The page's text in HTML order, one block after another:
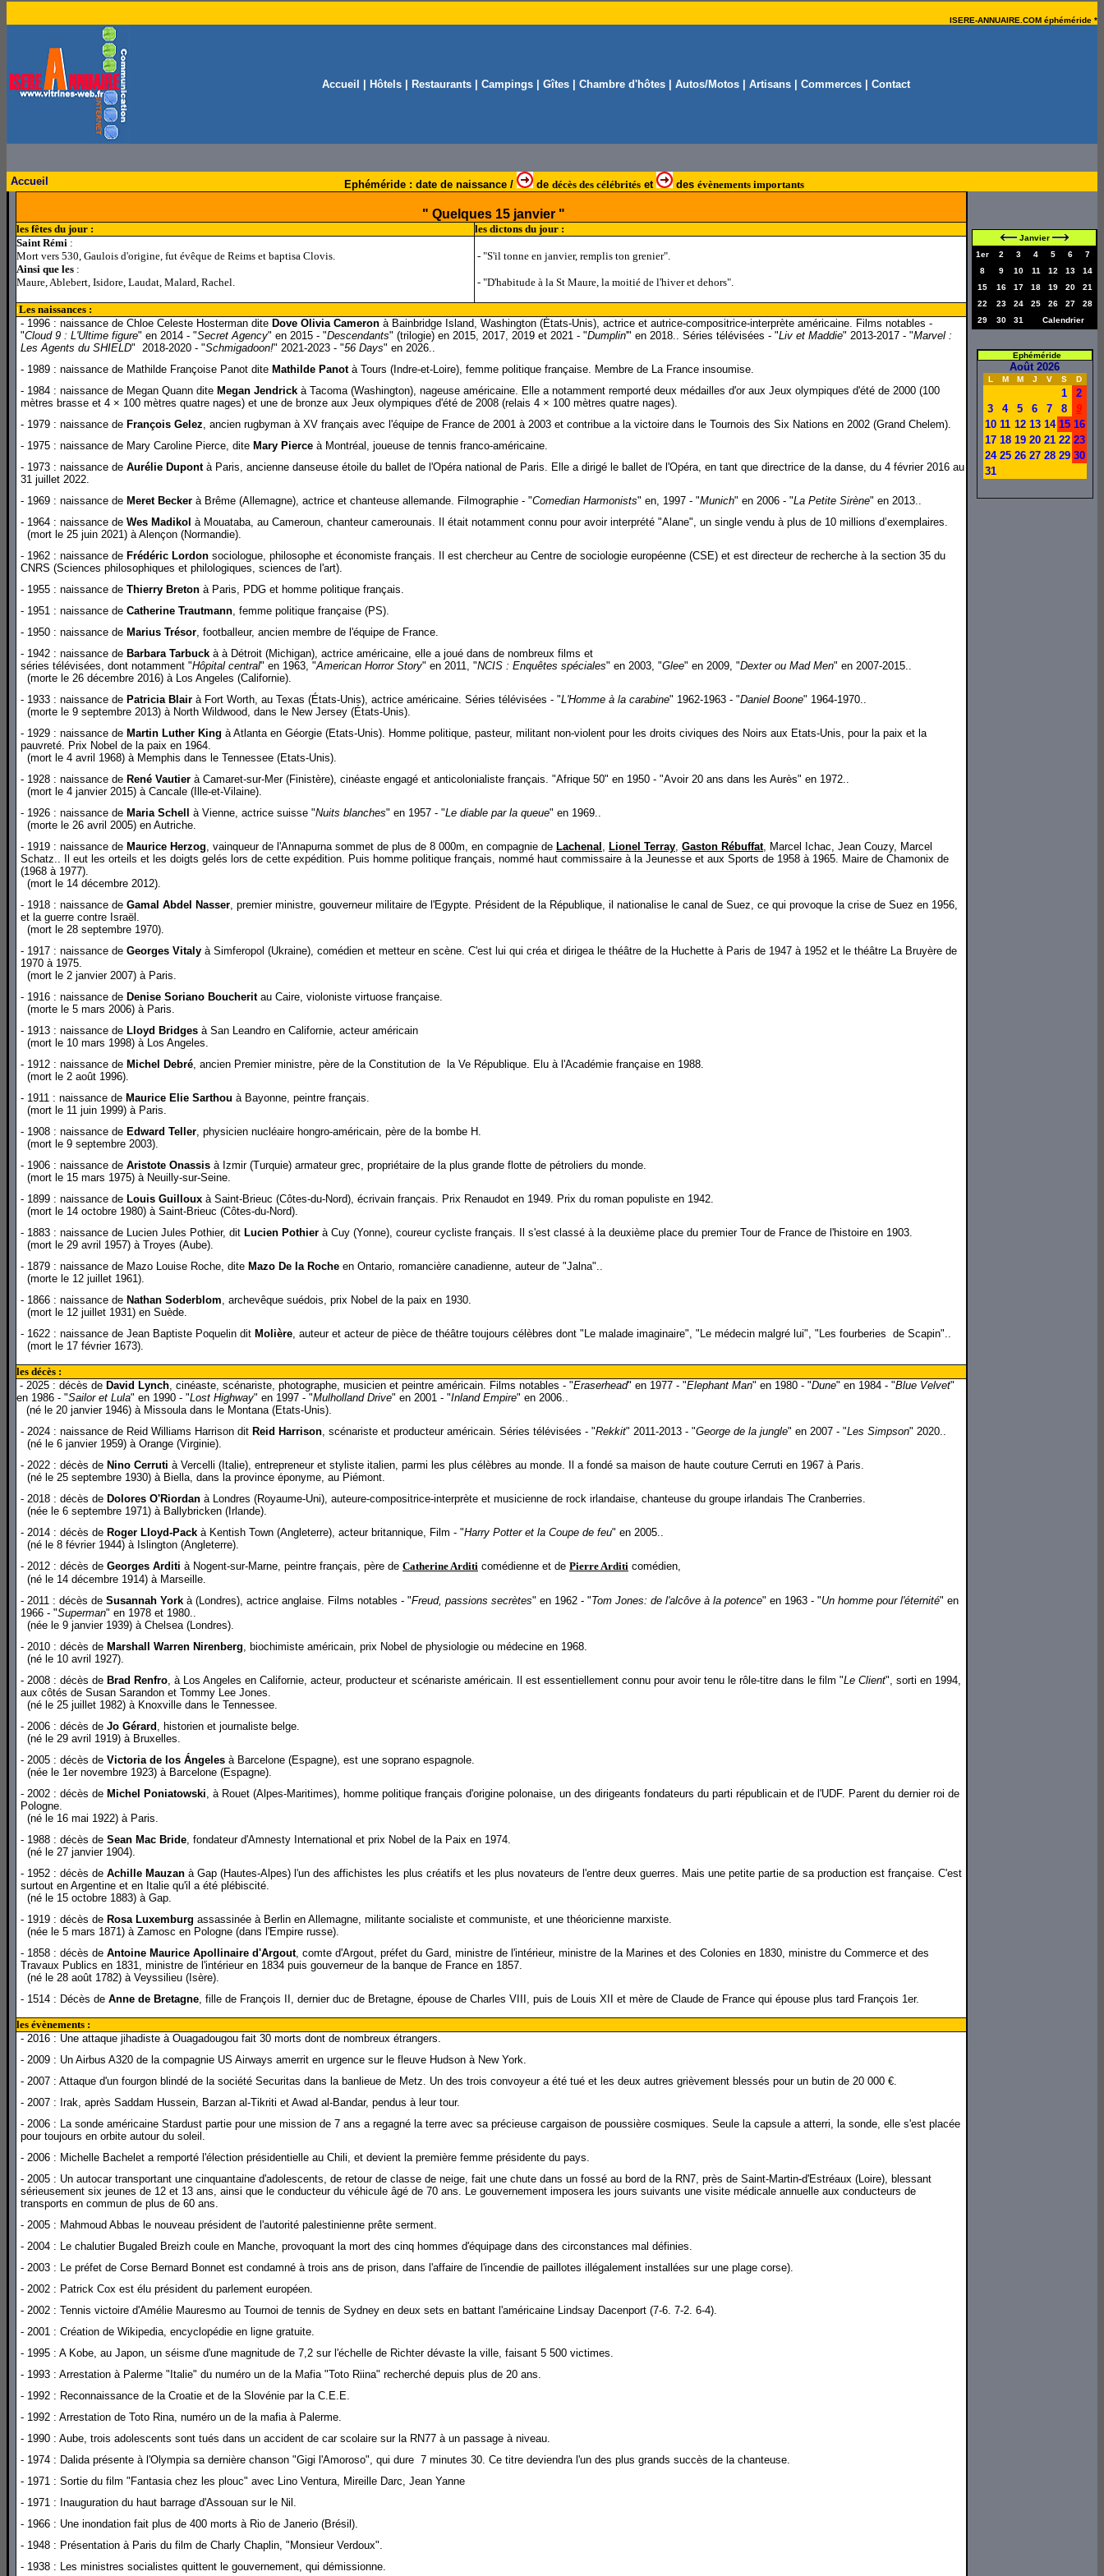
ISERE-ANNUAIRE.COM éphéméride *
Accueil Hôtels| Restaurants| Campings| Gîtes| Chambre d'hôtes| Autos/Motos| Artisans| Commerces| Contact
Accueil Ephéméride : date de naissance / de décès des célébritéset des évènements importants
" Quelques 15 janvier "
les fêtes du jour :
les dictons du jour :
Saint Rémi :
Mort vers 530, Gaulois d'origine, fut évêque de Reims et baptisa Clovis.
Ainsi que les :
Maure, Ablebert, Isidore, Laudat, Malard, Rachel.
- "S'il tonne en janvier, remplis ton grenier".
- "D'habitude à la St Maure, la moitié de l'hiver et dehors".
lLes naissances :
- 1996 : naissance de Chloe Celeste Hosterman dite Dove Olivia Cameron à Bainbridge Island, Washington (États-Unis), actrice et autrice-compositrice-interprète américaine. Films notables -
"Cloud 9 : L'Ultime figure" en 2014 - "Secret Agency" en 2015 - "Descendants" (trilogie) en 2015, 2017, 2019 et 2021 - "Dumplin'" en 2018.. Séries télévisées - "Liv et Maddie" 2013-2017 - "Marvel :
Les Agents du SHIELD" 2018-2020 - "Schmigadoon!" 2021-2023 - "56 Days" en 2026..
- 1989 : naissance de Mathilde Françoise Panot dite Mathilde Panotà Tours (Indre-et-Loire), femme politique française. Membre de La France insoumise.
- 1984 : naissance de Megan Quann dite Megan Jendrick à Tacoma (Washington), nageuse américaine. Elle a notamment remporté deux médailles d'or aux Jeux olympiques d'été de 2000 (100
mètres brasse et 4 × 100 mètres quatre nages) et une de bronze aux Jeux olympiques d'été de 2008 (relais 4 × 100 mètres quatre nages).
- 1979 : naissance de François Gelez, ancien rugbyman à XV français avec l'équipe de France de 2001 à 2003 et contribue a la victoire dans le Tournois des Six Nations en 2002 (Grand Chelem).
- 1975 : naissance de Mary Caroline Pierce, dite Mary Pierce à Montréal, joueuse de tennis franco-américaine.
- 1973 : naissance de Aurélie Dupontà Paris, ancienne danseuse étoile du ballet de l'Opéra national de Paris. Elle a dirigé le ballet de l'Opéra, en tant que directrice de la danse, du 4 février 2016 au
31 juillet 2022.
- 1969 : naissance de Meret Becker à Brême (Allemagne), actrice et chanteuse allemande. Filmographie - "Comedian Harmonists" en, 1997 - "Munich" en 2006 - "La Petite Sirène" en 2013..
- 1964 : naissance de Wes Madikol à Mouataba, au Cameroun, chanteur camerounais. Il était notamment connu pour avoir interprété "Alane", un single vendu à plus de 10 millions d’exemplaires.
(mort le 25 juin 2021) à Alençon (Normandie).
- 1962 : naissance de Frédéric Lordon sociologue, philosophe et économiste français. Il est chercheur au Centre de sociologie européenne (CSE) et est directeur de recherche à la section 35 du
CNRS (Sciences philosophiques et philologiques, sciences de l'art).
- 1955 : naissance de Thierry Breton à Paris, PDG et homme politique français.
- 1951 : naissance de Catherine Trautmann, femme politique française (PS).
- 1950 : naissance de Marius Trésor, footballeur, ancien membre de l'équipe de France.
- 1942 : naissance de Barbara Tarbuck à à Détroit (Michigan), actrice américaine, elle a joué dans de nombreux films et
séries télévisées, dont notamment "Hôpital central" en 1963, "American Horror Story" en 2011, "NCIS : Enquêtes spéciales" en 2003, "Glee" en 2009, "Dexter ou Mad Men" en 2007-2015..
(morte le 26 décembre 2016) à Los Angeles (Californie).
- 1933 : naissance de Patricia Blair à Fort Worth, au Texas (États-Unis), actrice américaine. Séries télévisées - "L'Homme à la carabine" 1962-1963 - "Daniel Boone" 1964-1970..
(morte le 9 septembre 2013) à North Wildwood, dans le New Jersey (États-Unis).
- 1929 : naissance de Martin Luther King à Atlanta en Géorgie (Etats-Unis). Homme politique, pasteur, militant non-violent pour les droits civiques des Noirs aux Etats-Unis, pour la paix et la
pauvreté. Prix Nobel de la paix en 1964.
(mort le 4 avril 1968) à Memphis dans le Tennessee (Etats-Unis).
- 1928 : naissance de René Vautier à Camaret-sur-Mer (Finistère), cinéaste engagé et anticolonialiste français. "Afrique 50" en 1950 - "Avoir 20 ans dans les Aurès" en 1972..
(mort le 4 janvier 2015) à Cancale (Ille-et-Vilaine).
- 1926 : naissance de Maria Schell à Vienne, actrice suisse "Nuits blanches" en 1957 - "Le diable par la queue" en 1969..
(morte le 26 avril 2005) en Autriche.
- 1919 : naissance de Maurice Herzog, vainqueur de l'Annapurna sommet de plus de 8 000m, en compagnie de Lachenal , Lionel Terray, Gaston Rébuffat, Marcel Ichac, Jean Couzy, Marcel
Schatz.. Il eut les orteils et les doigts gelés lors de cette expédition. Puis homme politique français, nommé haut commissaire à la Jeunesse et aux Sports de 1958 à 1965. Maire de Chamonix de
(1968 à 1977).
(mort le 14 décembre 2012).
- 1918 : naissance de Gamal Abdel Nasser, premier ministre, gouverneur militaire de l'Egypte. Président de la République, il nationalise le canal de Suez, ce qui provoque la crise de Suez en 1956,
et la guerre contre Israël.
(mort le 28 septembre 1970).
- 1917 : naissance de Georges Vitaly à Simferopol (Ukraine), comédien et metteur en scène. C'est lui qui créa et dirigea le théâtre de la Huchette à Paris de 1947 à 1952 et le théâtre La Bruyère de
1970 à 1975.
(mort le 2 janvier 2007) à Paris.
- 1916 : naissance de Denise Soriano Boucheritau Caire, violoniste virtuose française.
(morte le 5 mars 2006) à Paris.
- 1913 : naissance de Lloyd Bridges à San Leandro en Californie, acteur américain
(mort le 10 mars 1998) à Los Angeles.
- 1912 : naissance de Michel Debré, ancien Premier ministre, père de la Constitution de la Ve République. Elu à l'Académie française en 1988.
(mort le 2 août 1996).
- 1911 : naissance de Maurice Elie Sarthou à Bayonne, peintre français.
(mort le 11 juin 1999) à Paris.
- 1908 : naissance de Edward Teller, physicien nucléaire hongro-américain, père de la bombe H.
(mort le 9 septembre 2003).
- 1906 : naissance de Aristote Onassis à Izmir (Turquie) armateur grec, propriétaire de la plus grande flotte de pétroliers du monde.
(mort le 15 mars 1975) à Neuilly-sur-Seine.
- 1899 : naissance de Louis Guilloux à Saint-Brieuc (Côtes-du-Nord), écrivain français. Prix Renaudot en 1949. Prix du roman populiste en 1942.
(mort le 14 octobre 1980) à Saint-Brieuc (Côtes-du-Nord).
- 1883 : naissance de Lucien Jules Pothier, dit Lucien Pothier à Cuy (Yonne), coureur cycliste français. Il s'est classé à la deuxième place du premier Tour de France de l'histoire en 1903.
(mort le 29 avril 1957) à Troyes (Aube).
- 1879 : naissance de Mazo Louise Roche, dite Mazo De la Roche en Ontario, romancière canadienne, auteur de "Jalna"..
(morte le 12 juillet 1961).
- 1866 : naissance de Nathan Soderblom, archevêque suédois, prix Nobel de la paix en 1930.
(mort le 12 juillet 1931) en Suède.
- 1622 : naissance de Jean Baptiste Poquelin dit Molière, auteur et acteur de pièce de théâtre toujours célèbres dont "Le malade imaginaire", "Le médecin malgré lui", "Les fourberies de Scapin"..
(mort le 17 février 1673).
les décès :
- 2025 : décès de David Lynch, cinéaste, scénariste, photographe, musicien et peintre américain. Films notables - "Eraserhead" en 1977 - "Elephant Man" en 1980 - "Dune" en 1984 - "Blue Velvet"
en 1986 - "Sailor et Lula" en 1990 - "Lost Highway" en 1997 - "Mulholland Drive" en 2001 - "Inland Empire" en 2006..
(né le 20 janvier 1946) à Missoula dans le Montana (Etats-Unis).
- 2024 : naissance de Reid Williams Harrison dit Reid Harrison, scénariste et producteur américain. Séries télévisées - "Rekkit" 2011-2013 - "George de la jungle" en 2007 - "Les Simpson" 2020..
(né le 6 janvier 1959) à Orange (Virginie).
- 2022 : décès de Nino Cerruti à Vercelli (Italie), entrepreneur et styliste italien, parmi les plus célèbres au monde. Il a fondé sa maison de haute couture Cerruti en 1967 à Paris.
(né le 25 septembre 1930) à Biella, dans la province éponyme, au Piémont.
- 2018 : décès de Dolores O'Riordan à Londres (Royaume-Uni), auteure-compositrice-interprète et musicienne de rock irlandaise, chanteuse du groupe irlandais The Cranberries.
(née le 6 septembre 1971) à Ballybricken (Irlande).
- 2014 : décès de Roger Lloyd-Pack à Kentish Town (Angleterre), acteur britannique, Film - "Harry Potter et la Coupe de feu" en 2005..
(né le 8 février 1944) à Islington (Angleterre).
- 2012 : décès de Georges Arditi à Nogent-sur-Marne, peintre français, père de Catherine Arditi comédienne et de Pierre Arditi comédien,
(né le 14 décembre 1914) à Marseille.
- 2011 : décès de Susannah York à (Londres), actrice anglaise. Films notables - "Freud, passions secrètes" en 1962 - "Tom Jones: de l'alcôve à la potence" en 1963 - "Un homme pour l'éternité" en
1966 - "Superman" en 1978 et 1980..
(née le 9 janvier 1939) à Chelsea (Londres).
- 2010 : décès de Marshall Warren Nirenberg, biochimiste américain, prix Nobel de physiologie ou médecine en 1968.
(né le 10 avril 1927).
- 2008 : décès de Brad Renfro, à Los Angeles en Californie, acteur, producteur et scénariste américain. Il est essentiellement connu pour avoir tenu le rôle-titre dans le film "Le Client", sorti en 1994,
aux côtés de Susan Sarandon et Tommy Lee Jones.
(né le 25 juillet 1982) à Knoxville dans le Tennessee.
- 2006 : décès de Jo Gérard , historien et journaliste belge.
(né le 29 avril 1919) à Bruxelles.
- 2005 : décès de Victoria de los Ángeles à Barcelone (Espagne), est une soprano espagnole.
(née le 1er novembre 1923) à Barcelone (Espagne).
- 2002 : décès de Michel Poniatowski, à Rouet (Alpes-Maritimes), homme politique français d'origine polonaise, un des dirigeants fondateurs du parti républicain et de l'UDF. Parent du dernier roi de
Pologne.
(né le 16 mai 1922) à Paris.
- 1988 : décès de Sean Mac Bride, fondateur d'Amnesty International et prix Nobel de la Paix en 1974.
(né le 27 janvier 1904).
- 1952 : décès de Achille Mauzan à Gap (Hautes-Alpes) l'un des affichistes les plus créatifs et les plus novateurs de l'entre deux guerres. Mais une petite partie de sa production est française. C'est
surtout en Argentine et en Italie qu'il a été plébiscité.
(né le 15 octobre 1883) à Gap.
- 1919 : décès de Rosa Luxemburg assassinée à Berlin en Allemagne, militante socialiste et communiste, et une théoricienne marxiste.
(née le 5 mars 1871) à Zamosc en Pologne (dans l'Empire russe).
- 1858 : décès de Antoine Maurice Apollinaire d'Argout, comte d'Argout, préfet du Gard, ministre de l'intérieur, ministre de la Marines et des Colonies en 1830, ministre du Commerce et des
Travaux Publics en 1831, ministre de l'intérieur en 1834 puis gouverneur de la banque de France en 1857.
(né le 28 août 1782) à Veyssilieu (Isère).
- 1514 : Décès de Anne de Bretagne, fille de François II, dernier duc de Bretagne, épouse de Charles VIII, puis de Louis XII et mère de Claude de France qui épouse plus tard François 1er.
les évènements :
- 2016 : Une attaque jihadiste à Ouagadougou fait 30 morts dont de nombreux étrangers.
- 2009 : Un Airbus A320 de la compagnie US Airways amerrit en urgence sur le fleuve Hudson à New York.
- 2007 : Attaque d'un fourgon blindé de la société Securitas dans la banlieue de Metz. Un des trois convoyeur a été tué et les deux autres grièvement blessés pour un butin de 20 000 €.
- 2007 : Irak, après Saddam Hussein, Barzan al-Tikriti et Awad al-Bandar, pendus à leur tour.
- 2006 : La sonde américaine Stardust partie pour une mission de 7 ans a regagné la terre avec sa précieuse cargaison de poussière cosmiques. Seule la capsule a atterri, la sonde, elle s'est placée
pour toujours en orbite autour du soleil.
- 2006 : Michelle Bachelet a remporté l'élection présidentielle au Chili, et devient la première femme présidente du pays.
- 2005 : Un autocar transportant une cinquantaine d'adolescents, de retour de classe de neige, fait une chute dans un fossé au bord de la RN7, près de Saint-Martin-d'Estréaux (Loire), blessant
sérieusement six jeunes de 12 et 13 ans, ainsi que le conducteur du véhicule âgé de 70 ans. Le gouvernement imposera les jours suivants une visite médicale annuelle aux conducteurs de
transports en commun de plus de 60 ans.
- 2005 : Mahmoud Abbas le nouveau président de l'autorité palestinienne prête serment.
- 2004 : Le chalutier Bugaled Breizh coule en Manche, provoquant la mort des cinq hommes d'équipage dans des circonstances mal définies.
- 2003 : Le préfet de Corse Bernard Bonnet est condamné à trois ans de prison, dans l'affaire de l'incendie de paillotes illégalement installées sur une plage corse).
- 2002 : Patrick Cox est élu président du parlement européen.
- 2002 : Tennis victoire d'Amélie Mauresmo au Tournoi de tennis de Sydney en deux sets en battant l'américaine Lindsay Dacenport (7-6. 7-2. 6-4).
- 2001 : Création de Wikipedia, encyclopédie en ligne gratuite.
- 1995 : A Kobe, au Japon, un séisme d'une magnitude de 7,2 sur l'échelle de Richter dévaste la ville, faisant 5 500 victimes.
- 1993 : Arrestation à Palerme "Italie" du numéro un de la Mafia "Toto Riina" recherché depuis plus de 20 ans.
- 1992 : Reconnaissance de la Croatie et de la Slovénie par la C.E.E.
- 1992 : Arrestation de Toto Rina, numéro un de la mafia à Palerme.
- 1990 : Aube, trois adolescents sont tués dans un accident de car scolaire sur la RN77 à un passage à niveau.
- 1974 : Dalida présente à l'Olympia sa dernière chanson "Gigi l'Amoroso", qui dure 7 minutes 30. Ce titre deviendra l'un des plus grands succès de la chanteuse.
- 1971 : Sortie du film "Fantasia chez les plouc" avec Lino Ventura, Mireille Darc, Jean Yanne
- 1971 : Inauguration du haut barrage d'Assouan sur le Nil.
- 1966 : Une inondation fait plus de 400 morts à Rio de Janerio (Brésil).
- 1948 : Présentation à Paris du film de Charly Chaplin, "Monsieur Verdoux".
- 1938 : Les ministres socialistes quittent le gouvernement, qui démissionne.
Janvier
1er
2 3 4 5 6
7
8
9 10 11 12 13
14
15
16 17 18 19 20
21
22
23 24 25 26 27
28
29
30 31 Calendrier
Ephéméride
Août 2026
L M M J V S D
1
2
3
4 5 6 7 8
9
10 11 12 13 14 15 16
17 18 19 20 21 22 23
24 25 26 27 28 29 30
31